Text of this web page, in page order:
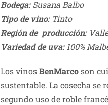
Bodega:Susana Balbo
Tipo de vino: Tinto
Región de producción:Valle
Variedad de uva:100%
Los vinosBenMarcoson
sustentable. La cosecha se
segundo uso de roble